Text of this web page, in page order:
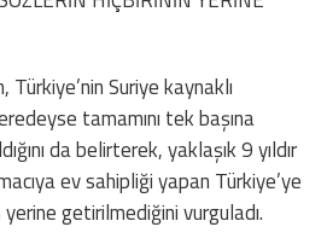
Türkiye’nin Suriye kaynaklı
tamamını tek başına
da belirterek, yaklaşık 9 yıldır
ev sahipliği yapan Türkiye’ye
getirilmediğini vurguladı.